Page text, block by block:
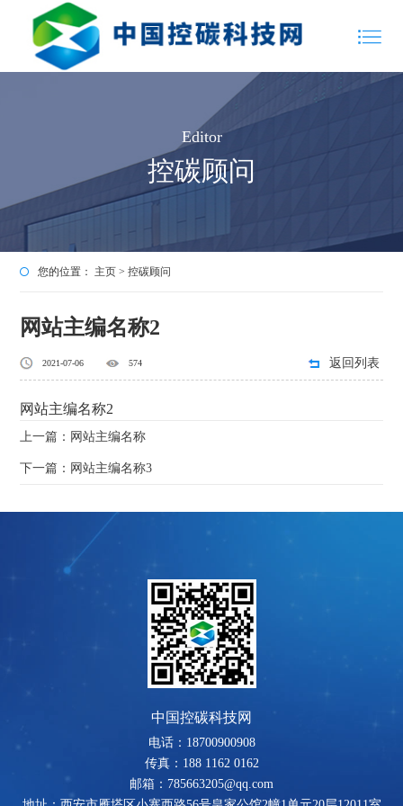
Editor
控碳顾问
您的位置： 主页 >控碳顾问
网站主编名称2
2021-07-06 574 返回列表
网站主编名称2
上一篇：网站主编名称
下一篇：网站主编名称3
中国控碳科技网
电话：18700900908
传真：188 1162 0162
邮箱：785663205@qq.com